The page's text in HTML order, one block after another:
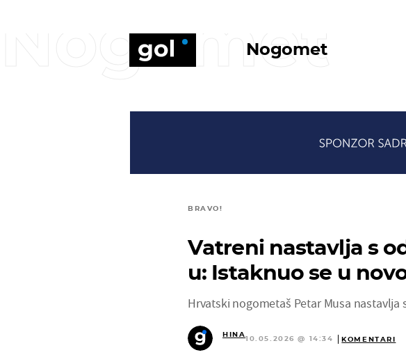
Nogomet
Nogomet
BRAVO!
Vatreni nastavlja s
u: Istaknuo se u
Hrvatski nogometaš Petar Musa nastavlja
HINA
10.05.2026 @ 14:34 KOMENTARI